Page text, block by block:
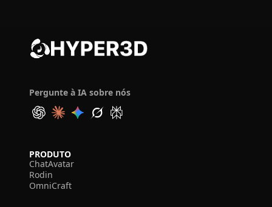
Pergunte à IA sobre nós
PRODUTO
ChatAvatar
Rodin
OmniCraft